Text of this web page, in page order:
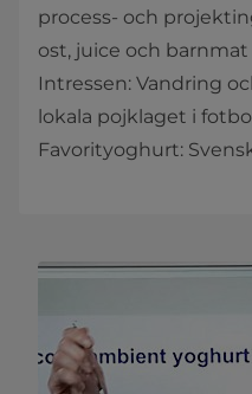
process- och
ost, juice och barnmat
Intressen: Vandring
lokala pojklaget i
Favorityoghurt: